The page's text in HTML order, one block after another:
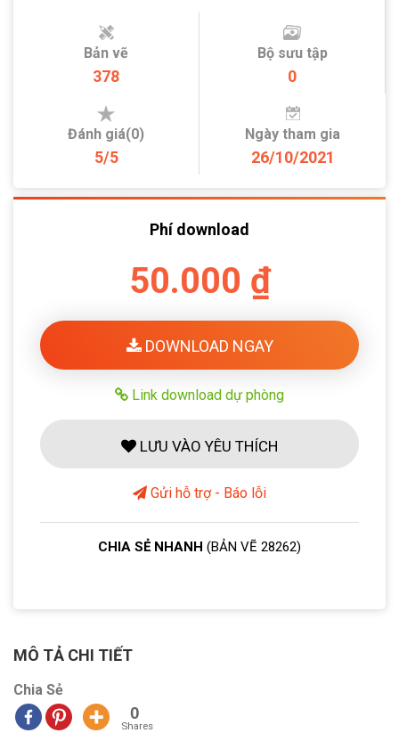
Bản vẽ
378
Bộ sưu tập
0
Đánh giá(0)
5/5
Ngày tham gia
26/10/2021
Phí download
50.000 ₫
DOWNLOAD NGAY
Link download dự phòng
LƯU VÀO YÊU THÍCH
Gửi hỗ trợ - Báo lỗi
CHIA SẺ NHANH (BẢN VẼ 28262)
MÔ TẢ CHI TIẾT
Chia Sẻ
0
Shares